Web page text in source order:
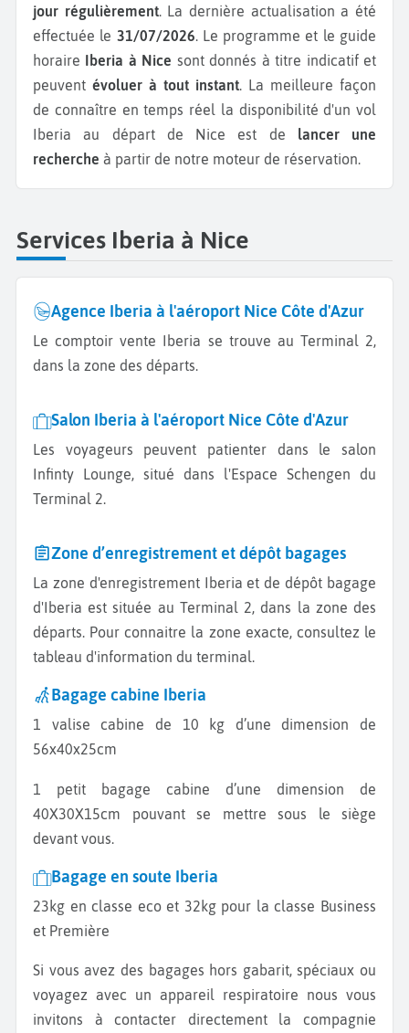
jour régulièrement. La dernière actualisation a été
effectuée le 31/07/2026. Le programme et le guide
horaire Iberia à Nice sont donnés à titre indicatif et
peuvent évoluer à tout instant. La meilleure façon
de connaître en temps réel la disponibilité d'un vol
Iberia au départ de Nice est de lancer une
recherche à partir de notre moteur de réservation.
Services Iberia à Nice
Agence Iberia à l'aéroport Nice Côte d'Azur
Le comptoir vente Iberia se trouve au Terminal 2,
dans la zone des départs.
Salon Iberia à l'aéroport Nice Côte d'Azur
Les voyageurs peuvent patienter dans le salon
Infinty Lounge, situé dans l'Espace Schengen du
Terminal 2.
Zone d’enregistrement et dépôt bagages
La zone d'enregistrement Iberia et de dépôt bagage
d'Iberia est située au Terminal 2, dans la zone des
départs. Pour connaitre la zone exacte, consultez le
tableau d'information du terminal.
Bagage cabine Iberia
1 valise cabine de 10 kg d’une dimension de
56x40x25cm
1 petit bagage cabine d’une dimension de
40X30X15cm pouvant se mettre sous le siège
devant vous.
Bagage en soute Iberia
23kg en classe eco et 32kg pour la classe Business
et Première
Si vous avez des bagages hors gabarit, spéciaux ou
voyagez avec un appareil respiratoire nous vous
invitons à contacter directement la compagnie